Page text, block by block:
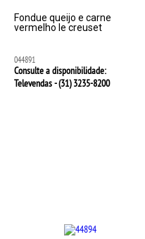
Fondue queijo e carne
vermelho le creuset
044891
Consulte a disponibilidade:
Televendas - (31)3235-8200